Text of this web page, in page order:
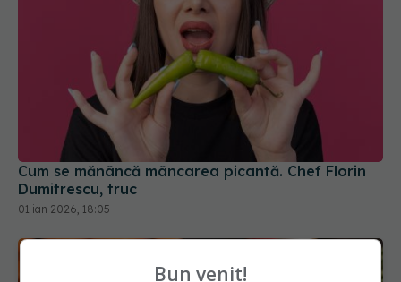
Cum se mănâncă mâncarea picantă. Chef Florin
Dumitrescu, truc
01 ian 2026, 18:05
Bun venit!